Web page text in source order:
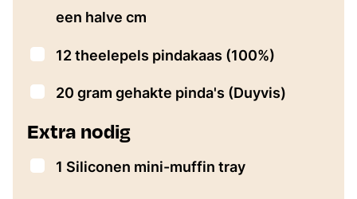
een halve cm
▢
12theelepels pindakaas (100%)
▢
20 gram gehakte pinda's (Duyvis)
Extra nodig
▢
1 Siliconen mini-muffin tray